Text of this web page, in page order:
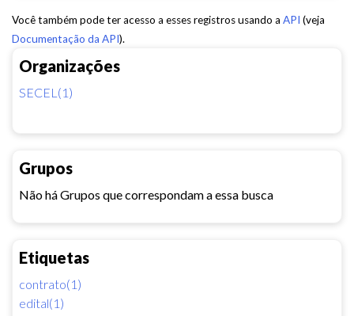
Organizações
SECEL(1)
Grupos
Não há Grupos que correspondam a essa busca
Etiquetas
contrato(1)
edital(1)
Você também pode ter acesso a esses registros usando a API (veja
Documentação da API).